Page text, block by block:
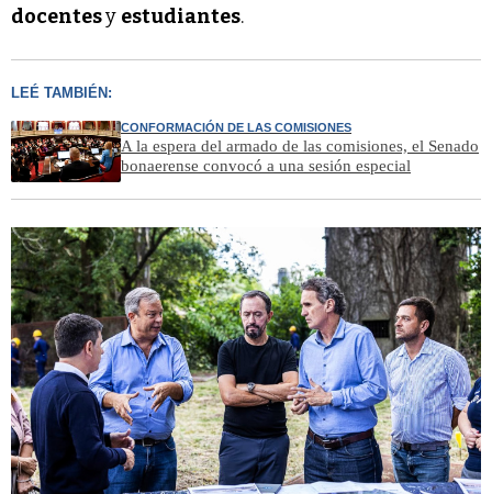
docentesy estudiantes.
LEÉ TAMBIÉN:
CONFORMACIÓN DE LAS COMISIONES
A la espera del armado de las comisiones, el Senado
bonaerense convocó a una sesión especial